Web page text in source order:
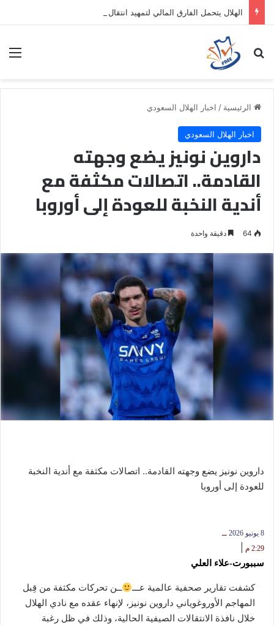
بحث عن
الرئيسية / اخبار الهلال السعودي
اخبار الهلال السعودي
داروين نونيز يضع وجهته
القادمة.. اتصالات مكثفة مع
أندية النخبة للعودة إلى أوروبا
64 دقيقة واحدة
داروين نونيز يضع وجهته القادمة.. اتصالات مكثفة مع أندية النخبة
للعودة إلى أوروبا
8 يونيو 2026
ــ
2:29 م
سببورت-علاء العلي
كشفت تقارير صحفية عالمية عـــ
ــن تحركات مكثفة من قِبل
المهاجم الأوروغوياني داروين نونيز، لإنهاء عقده مع نادي الهلال
خلال نافذة الانتقالات الصيفية الحالية، وذلك في ظل رغبة